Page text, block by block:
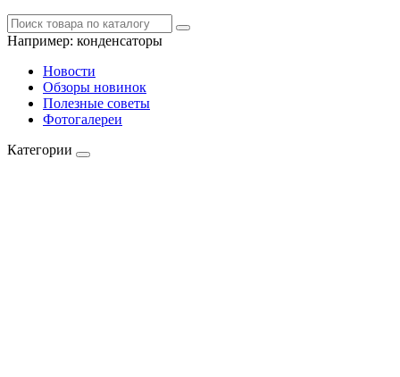
Например: конденсаторы
Новости
Обзоры новинок
Полезные советы
Фотогалереи
Категории